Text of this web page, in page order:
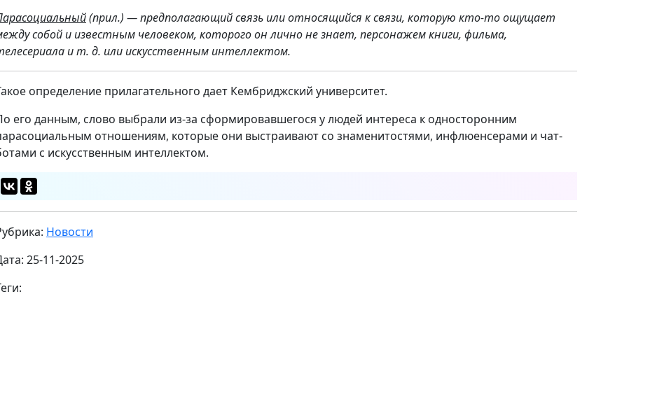
(прил.) — предполагающий связь или относящийся к связи, которую кто-то ощущает
собой и известным человеком, которого он лично не знает, персонажем книги, фильма,
и т. д. или искусственным интеллектом.
определение прилагательного дает Кембриджский университет.
его данным, слово выбрали из-за сформировавшегося у людей интереса к односторонним
отношениям, которые они выстраивают со знаменитостями, инфлюенсерами и чат-
с искусственным интеллектом.
Новости
25-11-2025